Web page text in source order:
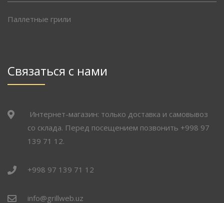
Паллетные грили
Связаться с нами
Интернет-магазин: только доставка и самовывоз
со склада. Перед посещением позвонить +998 97
139 71 12.
+998 97 139 71 12
info@grillweb.uz